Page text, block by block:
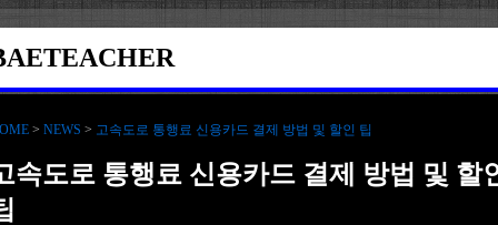
> NEWS > 고속도로 통행료 신용카드 결제 방법 및 할인 팁
속도로 통행료 신용카드 결제 방법 및 할